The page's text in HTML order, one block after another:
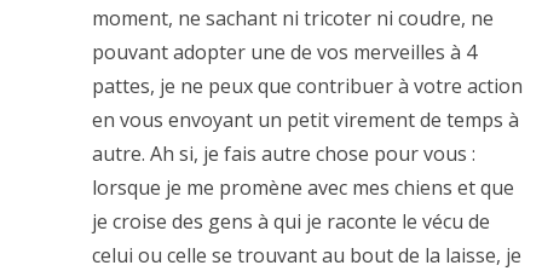
moment, ne sachant ni tricoter ni coudre, ne
pouvant adopter une de vos merveilles à 4
pattes, je ne peux que contribuer à votre action
en vous envoyant un petit virement de temps à
autre. Ah si, je fais autre chose pour vous :
lorsque je me promène avec mes chiens et que
je croise des gens à qui je raconte le vécu de
celui ou celle se trouvant au bout de la laisse, je